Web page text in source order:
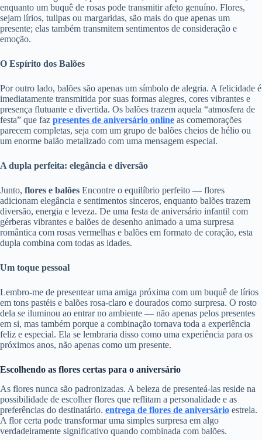
enquanto um buquê de rosas pode transmitir afeto genuíno. Flores,
sejam lírios, tulipas ou margaridas, são mais do que apenas um
presente; elas também transmitem sentimentos de consideração e
emoção.
O Espírito dos Balões
Por outro lado, balões são apenas um símbolo de alegria. A felicidade é
imediatamente transmitida por suas formas alegres, cores vibrantes e
presença flutuante e divertida. Os balões trazem aquela “atmosfera de
festa” que faz presentes de aniversário online as comemorações
parecem completas, seja com um grupo de balões cheios de hélio ou
um enorme balão metalizado com uma mensagem especial.
A dupla perfeita: elegância e diversão
Junto, flores e balões Encontre o equilíbrio perfeito — flores
adicionam elegância e sentimentos sinceros, enquanto balões trazem
diversão, energia e leveza. De uma festa de aniversário infantil com
gérberas vibrantes e balões de desenho animado a uma surpresa
romântica com rosas vermelhas e balões em formato de coração, esta
dupla combina com todas as idades.
Um toque pessoal
Lembro-me de presentear uma amiga próxima com um buquê de lírios
em tons pastéis e balões rosa-claro e dourados como surpresa. O rosto
dela se iluminou ao entrar no ambiente — não apenas pelos presentes
em si, mas também porque a combinação tornava toda a experiência
feliz e especial. Ela se lembraria disso como uma experiência para os
próximos anos, não apenas como um presente.
Escolhendo as flores certas para o aniversário
As flores nunca são padronizadas. A beleza de presenteá-las reside na
possibilidade de escolher flores que reflitam a personalidade e as
preferências do destinatário. entrega de flores de aniversário estrela.
A flor certa pode transformar uma simples surpresa em algo
verdadeiramente significativo quando combinada com balões.